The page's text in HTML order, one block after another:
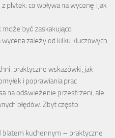
płytek: co wpływa na wycenę i jak
może być zaskakująco
zależy od kilku kluczowych
praktyczne wskazówki, jak
i poprawiania prac
na odświeżenie przestrzeni, ale
błędów. Zbyt często
kuchennym – praktyczne